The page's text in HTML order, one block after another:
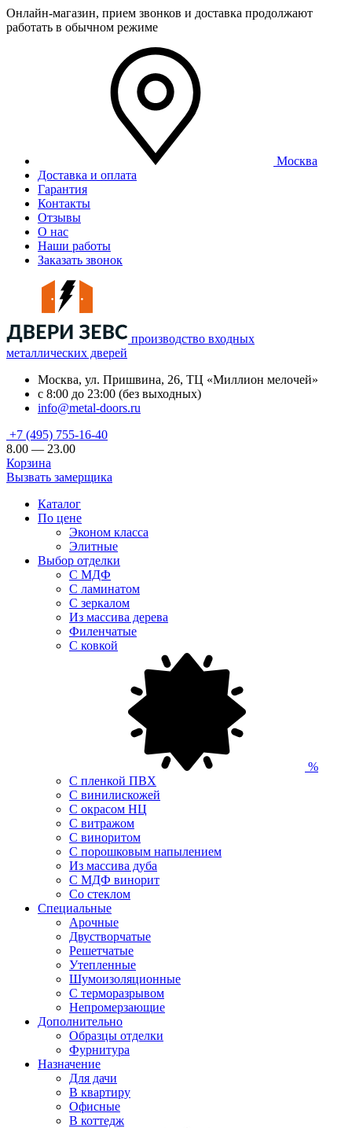
Онлайн-магазин, прием звонков и доставка продолжают
работать в обычном режиме
Москва
Доставка и оплата
Гарантия
Контакты
Отзывы
О нас
Наши работы
Заказать звонок
производство входных
металлических дверей
Москва, ул. Пришвина, 26, ТЦ «Миллион мелочей»
с 8:00 до 23:00 (без выходных)
info@metal-doors.ru
+7 (495) 755-16-40
8.00 — 23.00
Корзина
Вызвать замерщика
Каталог
По цене
Эконом класса
Элитные
Выбор отделки
С МДФ
С ламинатом
С зеркалом
Из массива дерева
Филенчатые
С ковкой
%
С пленкой ПВХ
С винилискожей
С окрасом НЦ
С витражом
С виноритом
С порошковым напылением
Из массива дуба
С МДФ винорит
Со стеклом
Специальные
Арочные
Двустворчатые
Решетчатые
Утепленные
Шумоизоляционные
С терморазрывом
Непромерзающие
Дополнительно
Образцы отделки
Фурнитура
Назначение
Для дачи
В квартиру
Офисные
В коттедж